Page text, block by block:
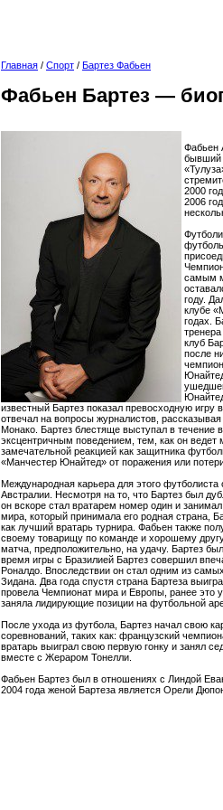
Главная / Спорт / Бартез Фабьен
Фабьен Бартез —
Фабьен
бывший
2000
2006
самым
году.
клубе
годах.
клуб
после
известный Бартез показал превосходную
отвечал на вопросы журналистов,
Монако. Бартез блестяще выступал в течение
эксцентричным поведением, тем, как он ведет
замечательной реакцией как защитника
«Манчестер Юнайтед» от поражения или
Международная карьера для этого
Австралии. Несмотря на то, что Бартез был
он вскоре стал вратарем номер один и
мира, который принимала его родная страна,
как лучший вратарь турнира. Фабьен также
своему товарищу по команде и хорошему
матча, предположительно, на удачу. Бартез
время игры с Бразилией Бартез совершил
Роналдо. Впоследствии он стал одним из
Зидана. Два года спустя страна Бартеза
провела Чемпионат мира и Европы, ранее это
заняла лидирующие позиции на футбольной
После ухода из футбола, Бартез начал свою
соревнований, таких как: французский
вратарь выиграл свою первую гонку и занял
вместе с Жераром Тонелли.
Фабьен Бартез был в отношениях с Линдой
2004 года женой Бартеза является Орели